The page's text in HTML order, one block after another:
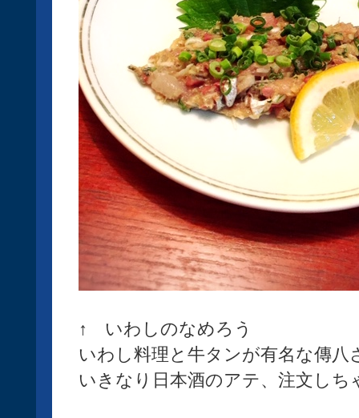
↑ いわしのなめろう
いわし料理と牛タンが有名な傳八
いきなり日本酒のアテ、注文しち